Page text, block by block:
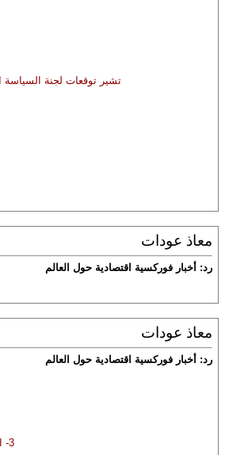
تشير توقعات لجنة السياسة النقدية في الفيدرالي
معاذ عودات
رد: أخبار فوركسية اقتصادية حول العالم
معاذ عودات
رد: أخبار فوركسية اقتصادية حول العالم
3- الفيدرالي الأمريكي ملتزم باستخدام كافة الأدوات لدعم الاقتصاد الأمريكي في هذا التوقيت الصعب، من أجل تحقيق أهداف التوظيف واستقرار الأسعار.